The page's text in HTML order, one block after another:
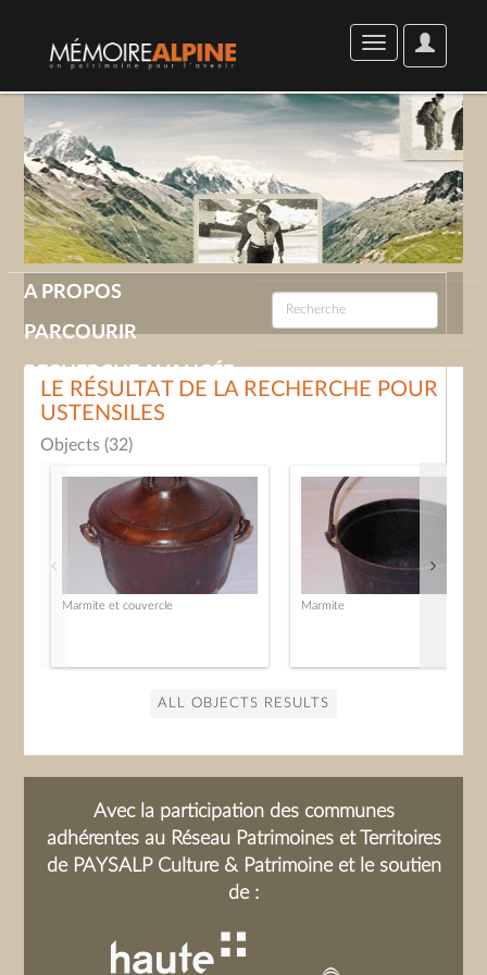
User
Options
Toggle
navigation
A PROPOS
PARCOURIR
RECHERCHE AVANCÉE
GALERIE
CONTACT
LE RÉSULTAT DE LA RECHERCHE POUR
USTENSILES
Objects (32)
Marmite et couvercle Marmite
ALL OBJECTS RESULTS
Avec la participation des communes
adhérentes au Réseau Patrimoines et Territoires
de PAYSALP Culture & Patrimoine et le soutien
de :